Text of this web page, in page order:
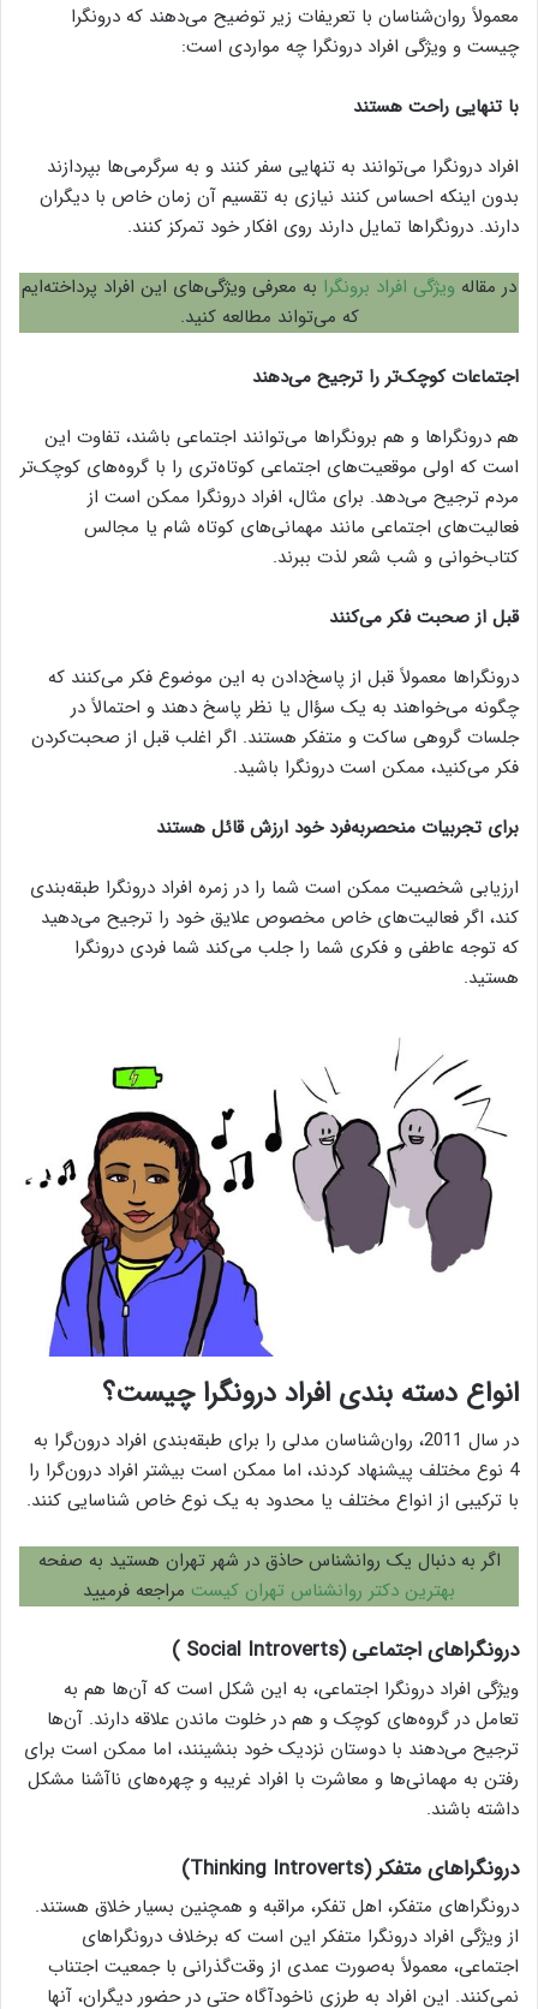
معمولاً روان‌شناسان با تعریفات زیر توضیح می‌دهند که درونگرا
چیست و ویژگی افراد درونگرا چه مواردی است:
با تنهایی راحت هستند
افراد درونگرا می‌توانند به تنهایی سفر کنند و به سرگرمی‌ها بپردازند
بدون اینکه احساس کنند نیازی به تقسیم آن زمان خاص با دیگران
دارند. درونگراها تمایل دارند روی افکار خود تمرکز کنند.
در مقاله ویژگی افراد برونگرا به معرفی ویژگی‌های این افراد پرداخته‌ایم
که می‌تواند مطالعه کنید.
اجتماعات کوچک‌تر را ترجیح می‌دهند
هم درونگراها و هم برونگراها می‌توانند اجتماعی باشند، تفاوت این
است که اولی موقعیت‌های اجتماعی کوتاه‌تری را با گروه‌های کوچک‌تر
مردم ترجیح می‌دهد. برای مثال، افراد درونگرا ممکن است از
فعالیت‌های اجتماعی مانند مهمانی‌های کوتاه شام یا مجالس
کتاب‌خوانی و شب شعر لذت ببرند.
قبل از صحبت فکر می‌کنند
درونگراها معمولاً قبل از پاسخ‌دادن به این موضوع فکر می‌کنند که
چگونه می‌خواهند به یک سؤال یا نظر پاسخ دهند و احتمالاً در
جلسات گروهی ساکت و متفکر هستند. اگر اغلب قبل از صحبت‌کردن
فکر می‌کنید، ممکن است درونگرا باشید.
برای تجربیات منحصربه‌فرد خود ارزش قائل هستند
ارزیابی شخصیت ممکن است شما را در زمره افراد درونگرا طبقه‌بندی
کند، اگر فعالیت‌های خاص مخصوص علایق خود را ترجیح می‌دهید
که توجه عاطفی و فکری شما را جلب می‌کند شما فردی درونگرا
هستید.
انواع دسته بندی افراد درونگرا چیست؟
در سال 2011، روان‌شناسان مدلی را برای طبقه‌بندی افراد درون‌گرا به
4 نوع مختلف پیشنهاد کردند، اما ممکن است بیشتر افراد درون‌گرا را
با ترکیبی از انواع مختلف یا محدود به یک نوع خاص شناسایی کنند.
اگر به دنبال یک روانشناس حاذق در شهر تهران هستید به صفحه
بهترین دکتر روانشناس تهران کیست مراجعه فرمیید
درونگراهای اجتماعی (Social Introverts )
ویژگی افراد درونگرا اجتماعی، به این شکل است که آن‌ها هم به
تعامل در گروه‌های کوچک و هم در خلوت ماندن علاقه دارند. آن‌ها
ترجیح می‌دهند با دوستان نزدیک خود بنشینند، اما ممکن است برای
رفتن به مهمانی‌ها و معاشرت با افراد غریبه و چهره‌های ناآشنا مشکل
داشته باشند.
درونگراهای متفکر (Thinking Introverts)
درونگراهای متفکر، اهل تفکر، مراقبه و همچنین بسیار خلاق هستند.
از ویژگی افراد درونگرا متفکر این است که برخلاف درونگراهای
اجتماعی، معمولاً به‌صورت عمدی از وقت‌گذرانی با جمعیت اجتناب
نمی‌کنند. این افراد به طرزی ناخودآگاه حتی در حضور دیگران، آنها